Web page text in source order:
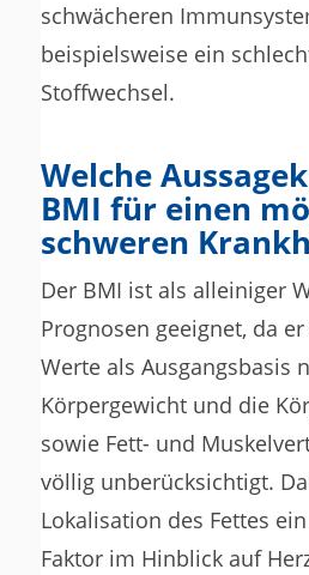
schwächeren
beispielsweise ein
Stoffwechsel.
Welche
BMI für einen
schweren
Der BMI ist als alleiniger
Prognosen geeignet, da
Werte als Ausgangsbasis
Körpergewicht und die
sowie Fett- und
völlig unberücksichtigt.
Lokalisation des Fettes
Faktor im Hinblick auf